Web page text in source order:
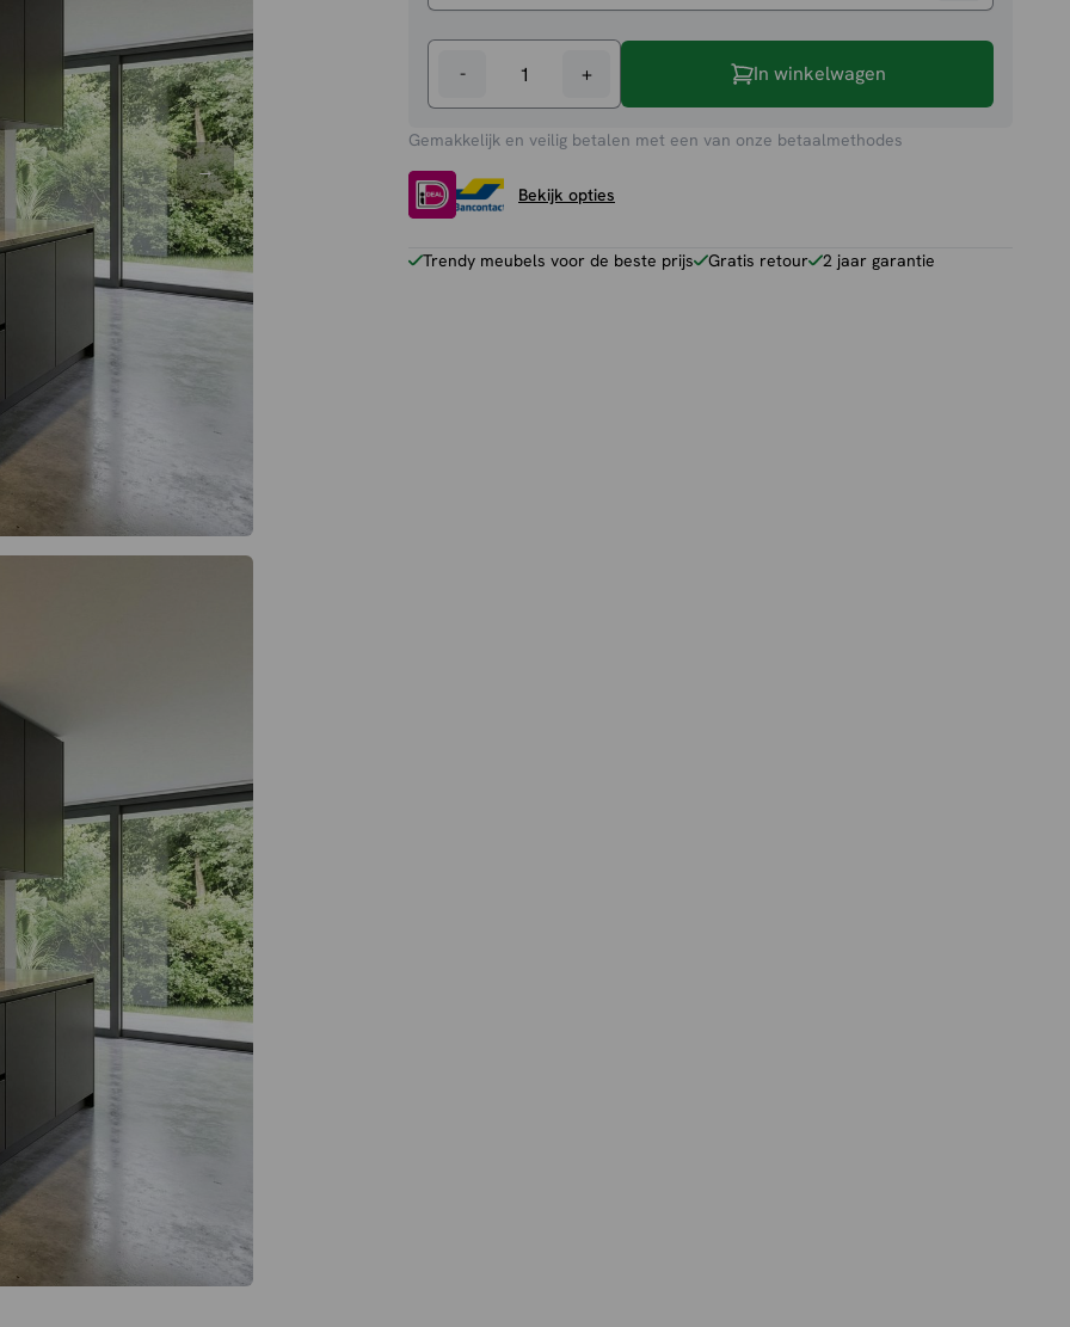
-
Plafondlamp
Barbara
aantal
+ In winkelwagen
Gemakkelijk en veilig betalen met een van onze betaalmethodes
Bekijk opties
Trendy meubels voor de beste prijs Gratis retour 2 jaar garantie